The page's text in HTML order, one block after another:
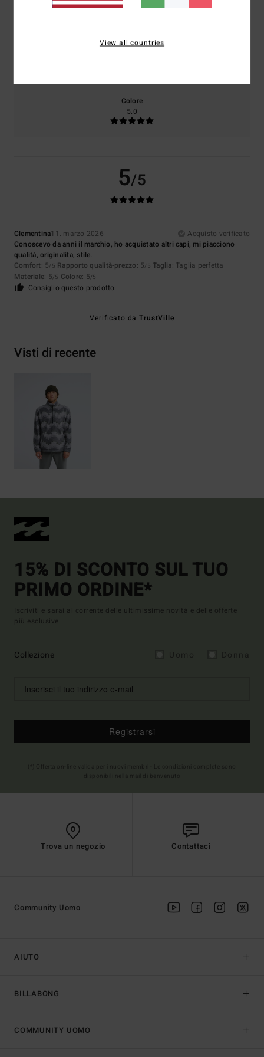
5.0
Colore
5.0
5/5
Clementina11. marzo 2026
Acquisto verificato
Conoscevo da anni il marchio, ho acquistato altri capi, mi piacciono
qualità, originalita, stile.
Comfort: 5/5 Rapporto qualità-prezzo: 5/5 Taglia: Taglia perfetta
Materiale: 5/5 Colore: 5/5
Consiglio questo prodotto
Verificato daTrustVille
Visti di recente
15% DI SCONTO SUL TUO
PRIMO ORDINE*
Iscriviti e sarai al corrente delle ultimissime novità e delle offerte
più esclusive.
Collezione
Registrarsi
Trova un negozio Contattaci
AIUTO
BILLABONG
Community Uomo
COMMUNITY UOMO
View all countries